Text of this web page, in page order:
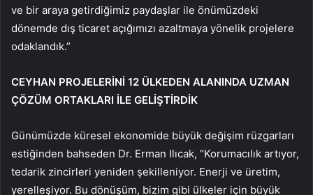
ve bir araya getirdiğimiz paydaşlar ile önümüzdeki
dönemde dış ticaret açığımızı azaltmaya yönelik projelere
odaklandık.”
CEYHAN PROJELERİNİ 12 ÜLKEDEN ALANINDA UZMAN
ÇÖZÜM ORTAKLARI İLE GELİŞTİRDİK
Günümüzde küresel ekonomide büyük değişim rüzgarları
estiğinden bahseden Dr. Erman Ilıcak, “Korumacılık artıyor,
tedarik zincirleri yeniden şekilleniyor. Enerji ve üretim,
yerelleşiyor. Bu dönüşüm, bizim gibi ülkeler için büyük